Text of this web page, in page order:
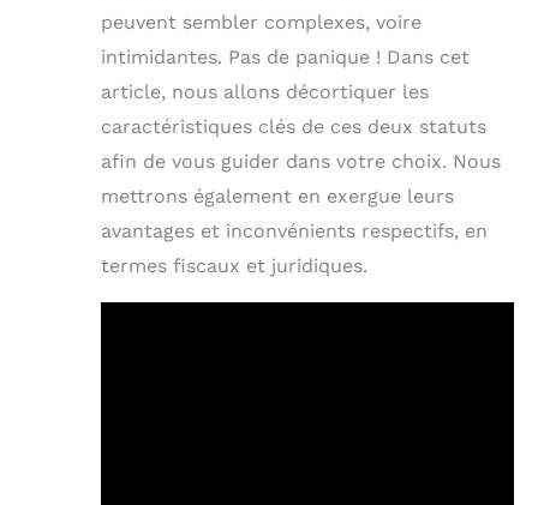
peuvent sembler complexes, voire
intimidantes. Pas de panique ! Dans cet
article, nous allons décortiquer les
caractéristiques clés de ces deux statuts
afin de vous guider dans votre choix. Nous
mettrons également en exergue leurs
avantages et inconvénients respectifs, en
termes fiscaux et juridiques.